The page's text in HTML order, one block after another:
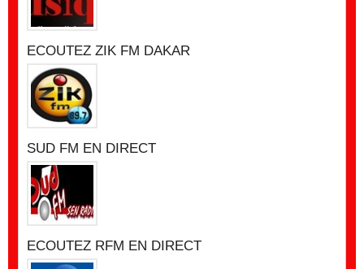
ECOUTEZ ZIK FM DAKAR
SUD FM EN DIRECT
ECOUTEZ RFM EN DIRECT